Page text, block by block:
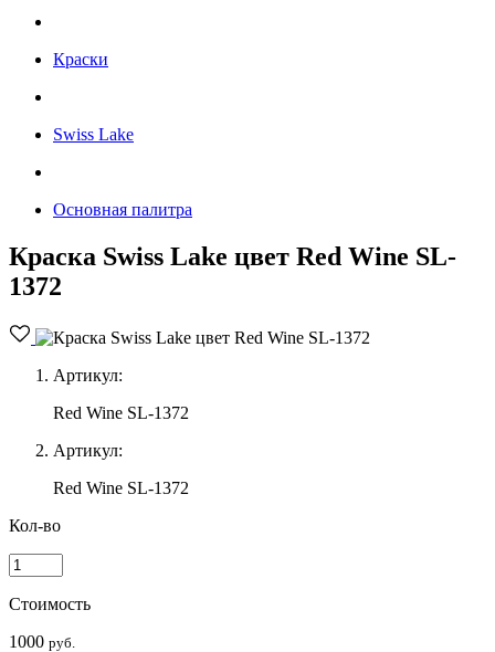
Краски
Swiss Lake
Основная палитра
Краска Swiss Lake цвет Red Wine SL-
1372
Артикул:
Red Wine SL-1372
Артикул:
Red Wine SL-1372
Кол-во
Стоимость
1000 руб.